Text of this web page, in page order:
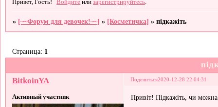
Привет, Гость! Войдите илизарегистрируйтесь
» [~~Форум для девочек!~~] » [Косметичка] »підкажіть
Страница: 1
Поделиться2020-12-28 22:04:31
BitkoinYA
Активный участник Привіт! Підкажіть, чи